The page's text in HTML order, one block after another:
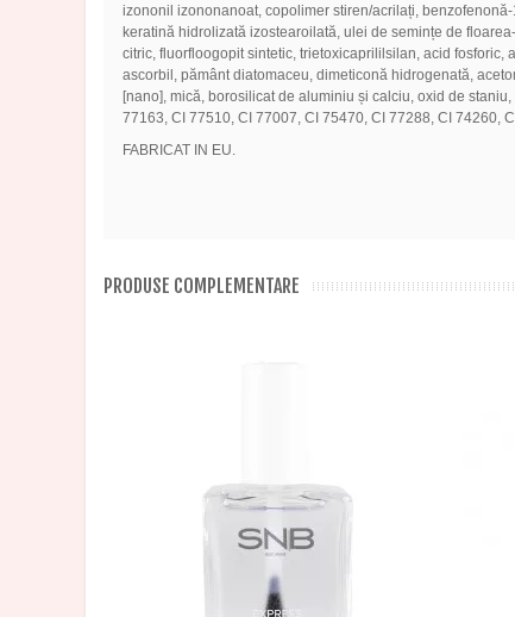
izononil izononanoat, copolimer stiren/acrilați,
keratină hidrolizată izostearoilată, ulei de semințe de
citric, fluorfloogopit sintetic, trietoxicaprililsilan, acid
ascorbil, pământ diatomaceu, dimeticonă hidrogenată,
[nano], mică, borosilicat de aluminiu și calciu, oxid de
77163, CI 77510, CI 77007, CI 75470, CI 77288, CI 74260,
FABRICAT IN EU.
PRODUSE COMPLEMENTARE